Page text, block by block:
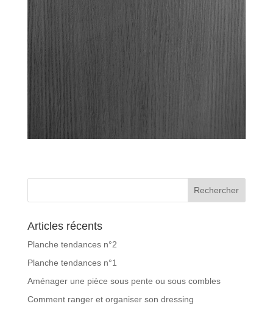
Articles récents
Planche tendances n°2
Planche tendances n°1
Aménager une pièce sous pente ou sous combles
Comment ranger et organiser son dressing